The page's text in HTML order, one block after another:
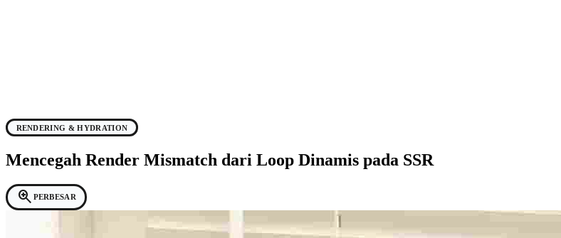
RENDERING & HYDRATION
Mencegah Render Mismatch dari Loop Dinamis pada SSR
zoom_in PERBESAR